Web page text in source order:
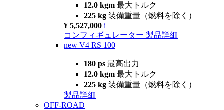
12.0 kgm 最大トルク
225 kg 装備重量（燃料を除く）
¥ 5,527,000 i
コンフィギュレーター 製品詳細
new V4 RS 100
180 ps 最高出力
12.0 kgm 最大トルク
225 kg 装備重量（燃料を除く）
製品詳細
OFF-ROAD